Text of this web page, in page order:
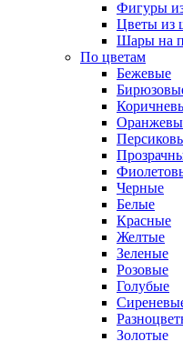
Фигуры
Цветы из
Шары на
По цветам
Бежевые
Черные
Белые
Красные
Желтые
Зеленые
Розовые
Голубые
Золотые